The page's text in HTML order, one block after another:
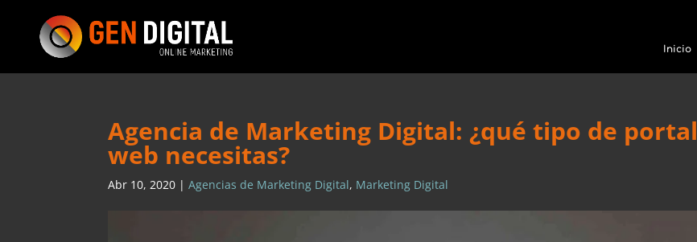
Inicio
Agencia de Marketing Digital: ¿qué tipo de portal
web necesitas?
Abr 10, 2020 |Agencias de Marketing Digital, Marketing Digital